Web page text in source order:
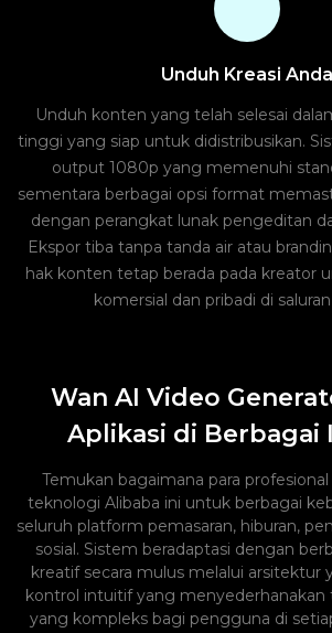
Unduh Kreasi Anda
Unduh konten yang telah selesai
tinggi yang siap untuk didistribusikan.
output 1080p yang memenuhi
sementara berbagai opsi format
dengan perangkat lunak pengeditan
Ekspor tiba tanpa tanda air atau
hak konten tetap berada pada kreator
komersial dan pribadi di
Wan AI Video
Aplikasi di Berbagai
Temukan bagaimana para
teknologi Alibaba ini untuk berbagai
seluruh platform pemasaran, hiburan,
sosial. Sistem beradaptasi dengan
kreatif secara mulus melalui arsitektur
kontrol intuitif yang
yang kompleks bagi pengguna di